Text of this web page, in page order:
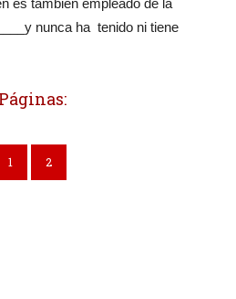
es tambien empleado de la
nunca ha tenido ni tiene
Páginas:
1 2